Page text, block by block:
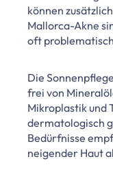
können
Mallorca-Akne
oft
Die
frei von
Mikroplastik und
dermatologisch
Bedürfnisse
neigender Haut